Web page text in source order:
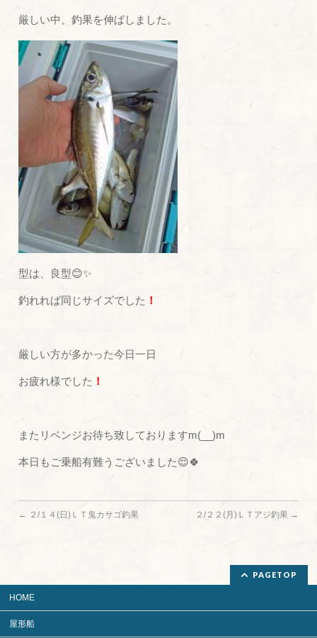
厳しい中、釣果を伸ばしました。
型は、良型😊✨
釣れれば同じサイズでした ！
厳しい方が多かった今日一日
お疲れ様でした ！
またリベンジお待ち致しておりますm(__)m
本日もご乗船有難うございました😌🍀
← ２/１４(日)ＬＴ鬼カサゴ釣果 ２/２２(月)ＬＴアジ釣果 →
PAGETOP
HOME
屋形船